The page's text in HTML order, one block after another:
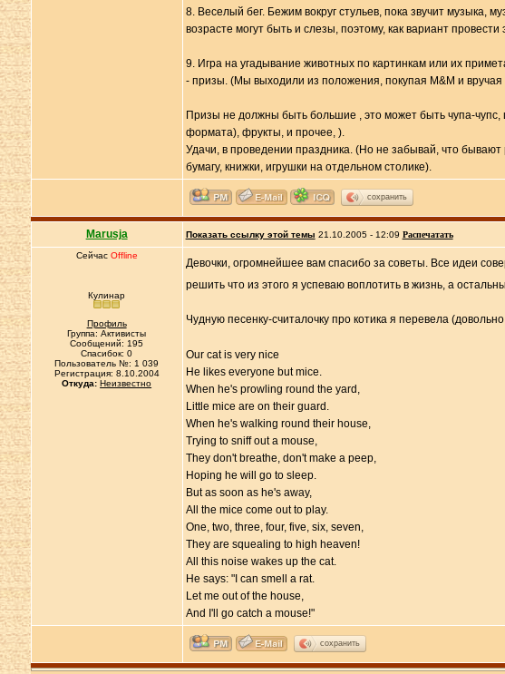
8. Веселый бег. Бежим вокруг стульев, пока звучит музыка,
возрасте могут быть и слезы, поэтому, как вариант
9. Игра на угадывание животных по картинкам или их
- призы. (Мы выходили из положения, покупая M&M и вручая
Призы не должны быть большие , это может быть чупа-
формата), фрукты, и прочее, ).
Удачи, в проведении праздника. (Но не забывай, что
бумагу, книжки, игрушки на отдельном столике).
сохранить
Marusja Показать ссылку этой темы 21.10.2005 - 12:09 Распечатать
Сейчас Offline
Кулинар
Профиль
Группа: Активисты
Сообщений: 195
Спасибок: 0
Пользователь №: 1 039
Регистрация: 8.10.2004
Откуда: Неизвестно
Девочки, огромнейшее вам спасибо за советы. Все идеи
решить что из этого я успеваю воплотить в жизнь, а
Чудную песенку-считалочку про котика я перевела
Our cat is very nice
He likes everyone but mice.
When he's prowling round the yard,
Little mice are on their guard.
When he's walking round their house,
Trying to sniff out a mouse,
They don't breathe, don't make a peep,
Hoping he will go to sleep.
But as soon as he's away,
All the mice come out to play.
One, two, three, four, five, six, seven,
They are squealing to high heaven!
All this noise wakes up the cat.
He says: "I can smell a rat.
Let me out of the house,
And I'll go catch a mouse!"
сохранить